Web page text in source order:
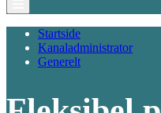
Startside
Kanaladministrator
Generelt